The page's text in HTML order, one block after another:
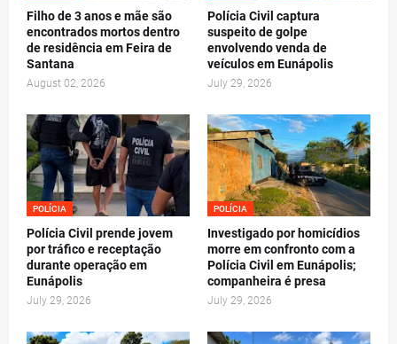
Filho de 3 anos e mãe são
encontrados mortos dentro
de residência em Feira de
Santana
August 02, 2026
Polícia Civil captura
suspeito de golpe
envolvendo venda de
veículos em Eunápolis
July 29, 2026
POLÍCIA
Polícia Civil prende jovem
por tráfico e receptação
durante operação em
Eunápolis
July 29, 2026
POLÍCIA
Investigado por homicídios
morre em confronto com a
Polícia Civil em Eunápolis;
companheira é presa
July 29, 2026